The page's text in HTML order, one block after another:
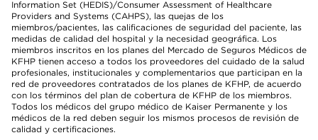
Information Set (HEDIS)/Consumer Assessment of Healthcare
Providers and Systems (CAHPS), las quejas de los
miembros/pacientes, las calificaciones de seguridad del paciente, las
medidas de calidad del hospital y la necesidad geográfica. Los
miembros inscritos en los planes del Mercado de Seguros Médicos de
KFHP tienen acceso a todos los proveedores del cuidado de la salud
profesionales, institucionales y complementarios que participan en la
red de proveedores contratados de los planes de KFHP, de acuerdo
con los términos del plan de cobertura de KFHP de los miembros.
Todos los médicos del grupo médico de Kaiser Permanente y los
médicos de la red deben seguir los mismos procesos de revisión de
calidad y certificaciones.